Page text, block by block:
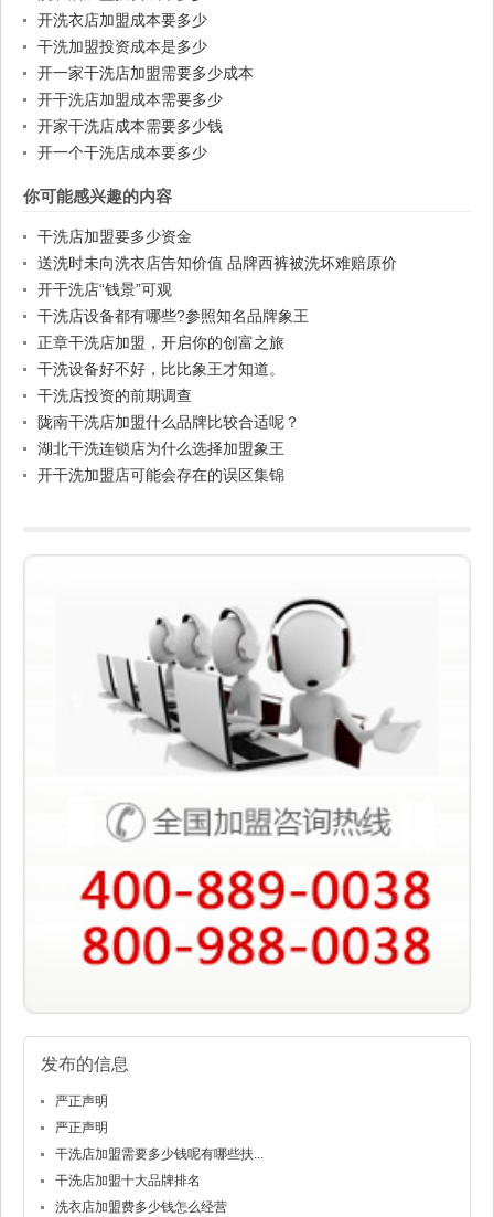
开洗衣店加盟成本要多少
干洗加盟投资成本是多少
开一家干洗店加盟需要多少成本
开干洗店加盟成本需要多少
开家干洗店成本需要多少钱
开一个干洗店成本要多少
你可能感兴趣的内容
干洗店加盟要多少资金
送洗时未向洗衣店告知价值 品牌西裤被洗坏难赔原价
开干洗店“钱景”可观
干洗店设备都有哪些?参照知名品牌象王
正章干洗店加盟，开启你的创富之旅
干洗设备好不好，比比象王才知道。
干洗店投资的前期调查
陇南干洗店加盟什么品牌比较合适呢？
湖北干洗连锁店为什么选择加盟象王
开干洗加盟店可能会存在的误区集锦
发布的信息
严正声明
严正声明
干洗店加盟需要多少钱呢有哪些扶...
干洗店加盟十大品牌排名
洗衣店加盟费多少钱怎么经营